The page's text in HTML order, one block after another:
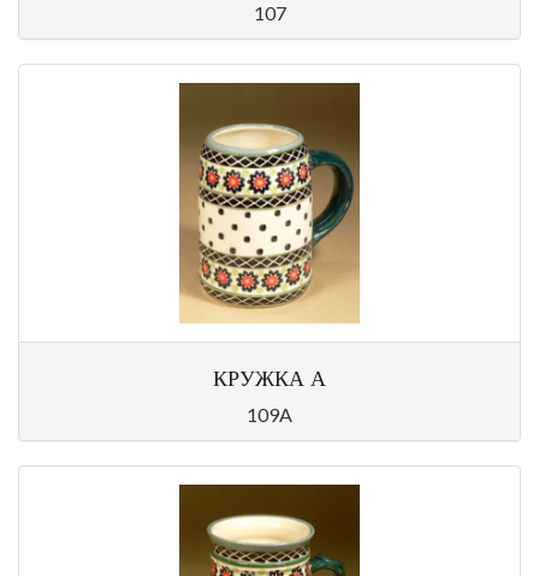
107
КРУЖКА А
109A